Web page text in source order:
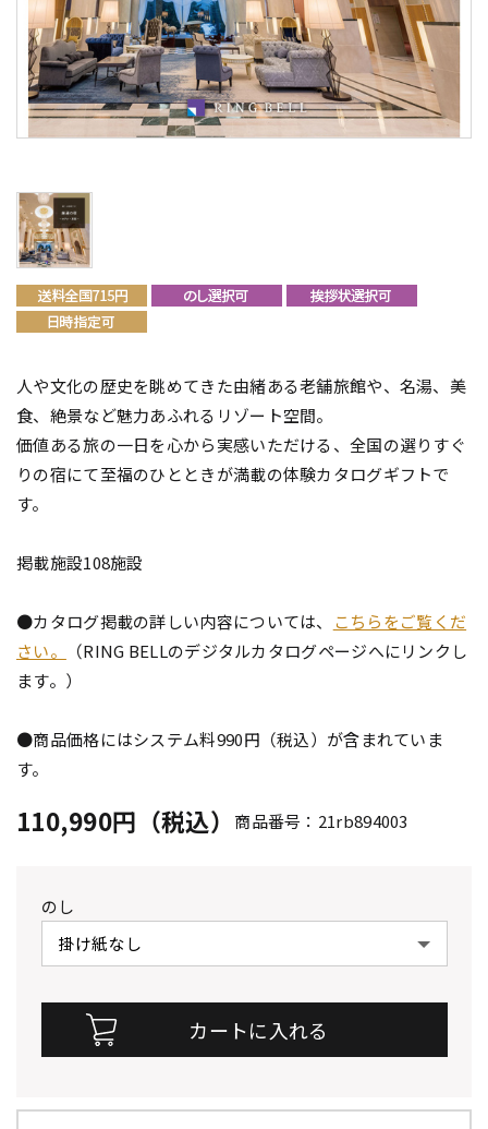
人や文化の歴史を眺めてきた由緒ある老舗旅館や、名湯、美
食、絶景など魅力あふれるリゾート空間。
価値ある旅の一日を心から実感いただける、全国の選りすぐ
りの宿にて至福のひとときが満載の体験カタログギフトで
す。
掲載施設108施設
●カタログ掲載の詳しい内容については、
こちらをご覧くだ
さい。
（RING BELLのデジタルカタログページへにリンクし
ます。）
●商品価格にはシステム料990円（税込）が含まれていま
す。
110,990円（税込） 商品番号：21rb894003
のし